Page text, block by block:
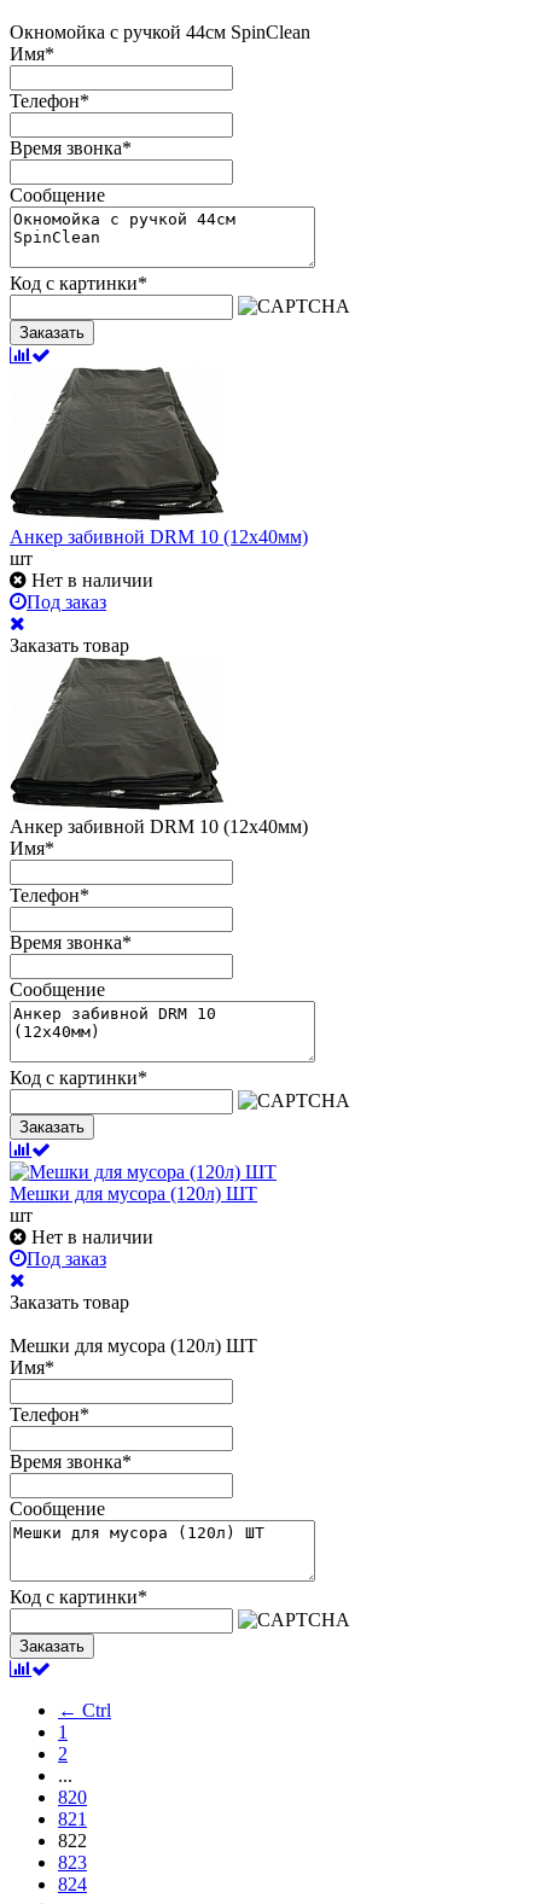
Окномойка с ручкой 44см SpinClean
Имя*
Телефон*
Время звонка*
Сообщение
Код с картинки*
Заказать
Анкер забивной DRM 10 (12х40мм)
шт
Нет в наличии
Под заказ
Заказать товар
Анкер забивной DRM 10 (12х40мм)
Имя*
Телефон*
Время звонка*
Сообщение
Код с картинки*
Заказать
Мешки для мусора (120л) ШТ
шт
Нет в наличии
Под заказ
Заказать товар
Мешки для мусора (120л) ШТ
Имя*
Телефон*
Время звонка*
Сообщение
Код с картинки*
Заказать
← Ctrl
1
2
...
820
821
822
823
824